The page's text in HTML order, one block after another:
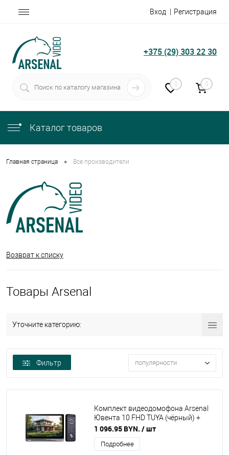
Вход Регистрация
+375 (29) 303 22 30
0 0
Каталог товаров
Главная страница • Все производители
Возврат к списку
Товары Arsenal
Уточните категорию:
Фильтр популярности
Комплект видеодомофона Arsenal
Ювента 10 FHD TUYA (чёрный) +
Рокси FHD (чёрный)
1 096.95 BYN. / шт
Подробнее